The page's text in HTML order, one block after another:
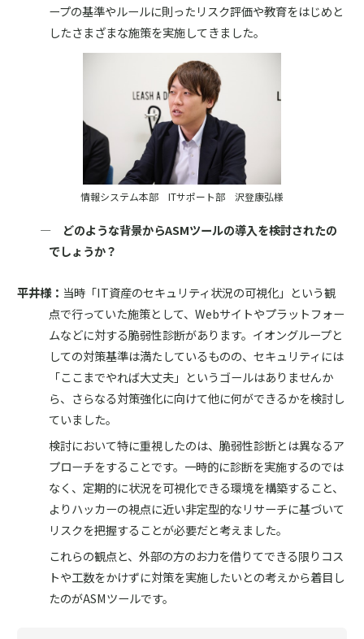
ープの基準やルールに則ったリスク評価や教育をはじめと
したさまざまな施策を実施してきました。
情報システム本部 ITサポート部 沢登康弘様
― どのような背景からASMツールの導入を検討されたの
でしょうか？
平井様： 当時「IT資産のセキュリティ状況の可視化」という観
点で行っていた施策として、Webサイトやプラットフォー
ムなどに対する脆弱性診断があります。イオングループと
しての対策基準は満たしているものの、セキュリティには
「ここまでやれば大丈夫」というゴールはありませんか
ら、さらなる対策強化に向けて他に何ができるかを検討し
ていました。
検討において特に重視したのは、脆弱性診断とは異なるア
プローチをすることです。一時的に診断を実施するのでは
なく、定期的に状況を可視化できる環境を構築すること、
よりハッカーの視点に近い非定型的なリサーチに基づいて
リスクを把握することが必要だと考えました。
これらの観点と、外部の方のお力を借りてできる限りコス
トや工数をかけずに対策を実施したいとの考えから着目し
たのがASMツールです。